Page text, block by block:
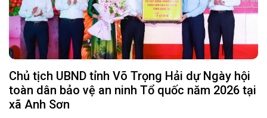
Chủ tịch UBND tỉnh Võ Trọng Hải dự Ngày hội
toàn dân bảo vệ an ninh Tổ quốc năm 2026 tại
xã Anh Sơn